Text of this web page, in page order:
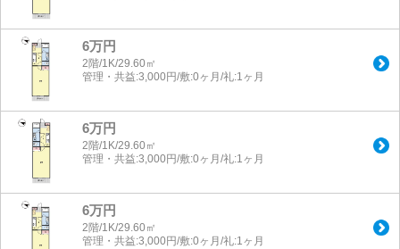
6万円
2階/1K/29.60㎡
管理・共益:3,000円/敷:0ヶ月/礼:1ヶ月
6万円
2階/1K/29.60㎡
管理・共益:3,000円/敷:0ヶ月/礼:1ヶ月
6万円
2階/1K/29.60㎡
管理・共益:3,000円/敷:0ヶ月/礼:1ヶ月